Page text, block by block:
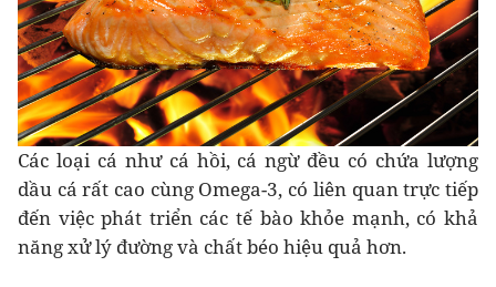
Các loại cá như cá hồi, cá ngừ đều có chứa lượng
dầu cá rất cao cùng Omega-3, có liên quan trực tiếp
đến việc phát triển các tế bào khỏe mạnh, có khả
năng xử lý đường và chất béo hiệu quả hơn.